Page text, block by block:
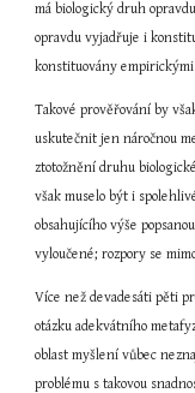
má biologický druh
opravdu vyjadřuje i
konstituovány empirickými
Takové prověřování by
uskutečnit jen náročnou
ztotožnění druhu
však muselo být i
obsahujícího výše
vyloučené; rozpory se
Více než devadesáti pěti
otázku adekvátního
oblast myšlení vůbec
problému s takovou